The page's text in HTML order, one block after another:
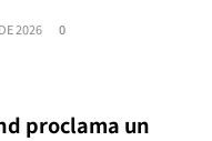
2026 0
proclama un